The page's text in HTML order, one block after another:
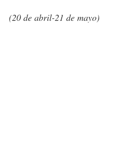
(20 de abril-21 de mayo)